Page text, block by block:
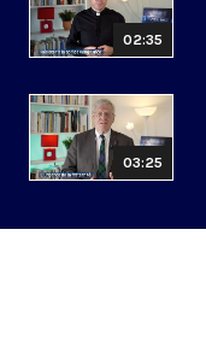
02:35
03:25